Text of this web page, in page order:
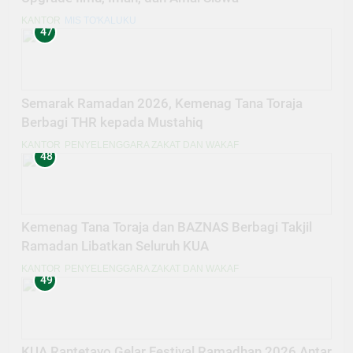
KANTOR
47
Semarak Ramadan 2026, Kemenag Tana Toraja
Berbagi THR kepada Mustahiq
KANTOR PENYELENGGARA ZAKAT DAN WAKAF
48
Kemenag Tana Toraja dan BAZNAS Berbagi Takjil
Ramadan Libatkan Seluruh KUA
KANTOR PENYELENGGARA ZAKAT DAN WAKAF
49